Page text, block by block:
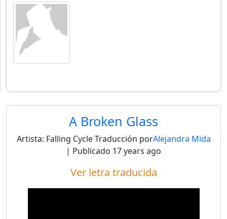
A Broken Glass
Artista: Falling CycleTraducción porAlejandra Mida
| Publicado 17 years ago
Ver letra traducida